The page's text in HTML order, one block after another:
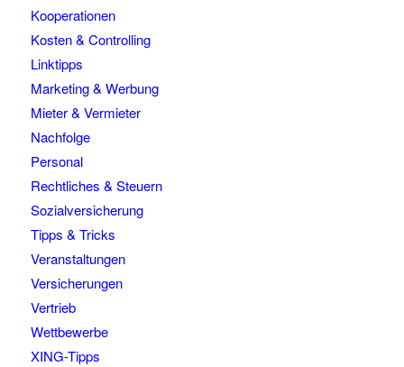
Kooperationen
Kosten & Controlling
Linktipps
Marketing & Werbung
Mieter & Vermieter
Nachfolge
Personal
Rechtliches & Steuern
Sozialversicherung
Tipps & Tricks
Veranstaltungen
Versicherungen
Vertrieb
Wettbewerbe
XING-Tipps